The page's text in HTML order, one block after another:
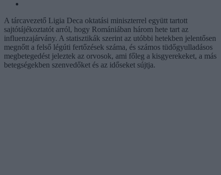
A tárcavezető Ligia Deca oktatási miniszterrel együtt tartott
sajtótájékoztatót arról, hogy Romániában három hete tart az
influenzajárvány. A statisztikák szerint az utóbbi hetekben jelentősen
megnőtt a felső légúti fertőzések száma, és számos tüdőgyulladásos
megbetegedést jeleztek az orvosok, ami főleg a kisgyerekeket, a más
betegségekben szenvedőket és az időseket sújtja.